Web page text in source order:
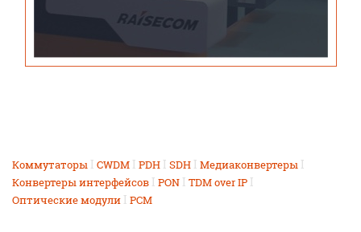
Коммутаторы I CWDM I PDH I SDH I Медиаконвертеры I
Конвертеры интерфейсов I PON I TDM over IP I
Оптические модули I PCM